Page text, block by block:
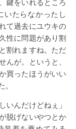
鍵をいれるところ
いたらなかったし
て過去にユウキの
性に問題があり割
割れますね。ただ
んが。というと、
買ったほうがいい
んだけどねぇ」
脱げないやつとか